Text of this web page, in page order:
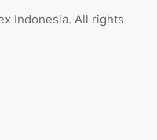
Indonesia. All rights